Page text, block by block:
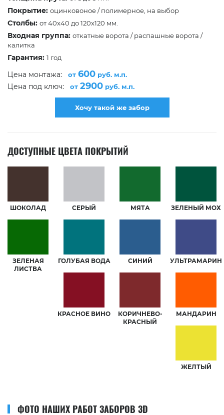
Покрытие: оцинковоное / полимерное, на выбор
Столбы: от 40х40 до 120х120 мм.
Входная группа: откатные ворота / распашные ворота /
калитка
Гарантия: 1 год
Цена монтажа: от 600 руб. м.п.
Цена под ключ: от 2900 руб. м.п.
Хочу такой же забор
ДОСТУПНЫЕ ЦВЕТА ПОКРЫТИЙ
ШОКОЛАД СЕРЫЙ МЯТА ЗЕЛЕНЫЙ МОХ
ЗЕЛЕНАЯ
ЛИСТВА
ГОЛУБАЯ ВОДА СИНИЙ УЛЬТРАМАРИН
КРАСНОЕ ВИНО
КОРИЧНЕВО-
КРАСНЫЙ
МАНДАРИН
ЖЕЛТЫЙ
ФОТО НАШИХ РАБОТ ЗАБОРОВ 3D